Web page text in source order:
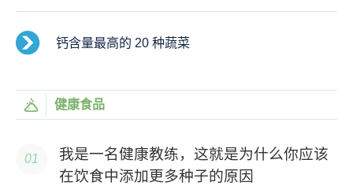
钙含量最高的 20 种蔬菜
健康食品
我是一名健康教练，这就是为什么你应该
在饮食中添加更多种子的原因